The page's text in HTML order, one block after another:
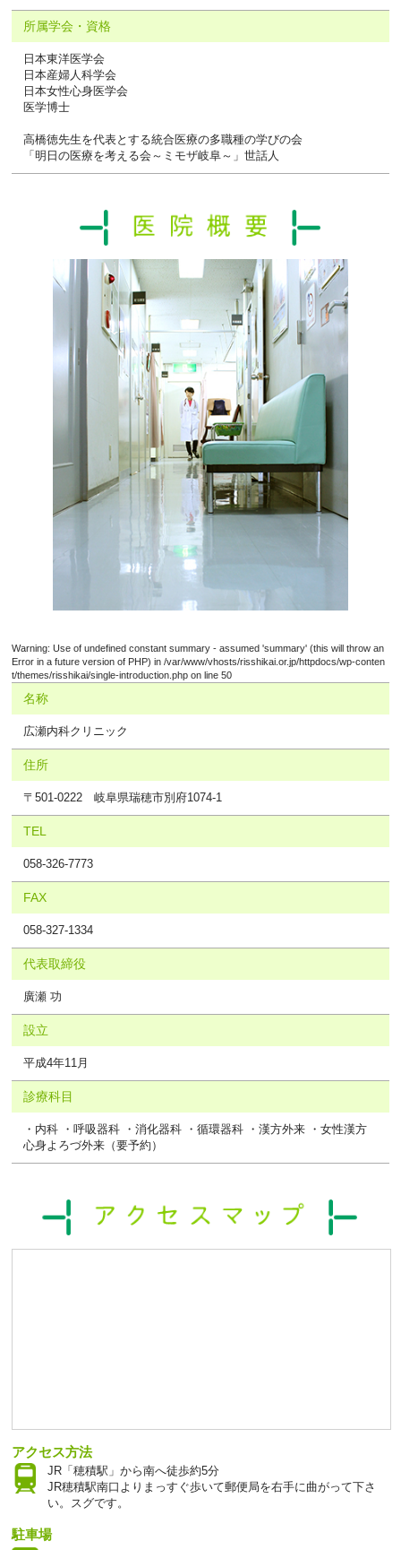
所属学会・資格
日本東洋医学会
日本産婦人科学会
日本女性心身医学会
医学博士
高橋徳先生を代表とする統合医療の多職種の学びの会
「明日の医療を考える会～ミモザ岐阜～」世話人
Warning: Use of undefined constant summary - assumed 'summary' (this will throw an
Error in a future version of PHP) in/var/www/vhosts/risshikai.or.jp/httpdocs/wp-conten
t/themes/risshikai/single-introduction.php on line50
名称
広瀬内科クリニック
住所
〒501-0222 岐阜県瑞穂市別府1074-1
TEL
058-326-7773
FAX
058-327-1334
代表取締役
廣瀬 功
設立
平成4年11月
診療科目
・内科 ・呼吸器科 ・消化器科 ・循環器科 ・漢方外来 ・女性漢方
心身よろづ外来（要予約）
アクセス方法
JR「穂積駅」から南へ徒歩約5分
JR穂積駅南口よりまっすぐ歩いて郵便局を右手に曲がって下さ
い。スグです。
駐車場